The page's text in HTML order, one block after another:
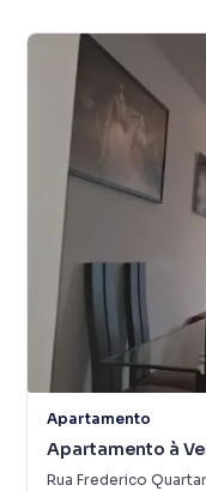
Apartamento
Apartamento à
dos Bandeirantes
Rua Frederico